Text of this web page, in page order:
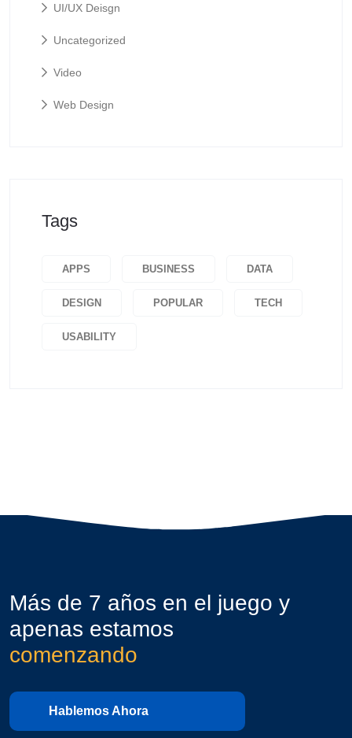
UI/UX Deisgn
Uncategorized
Video
Web Design
Tags
APPS BUSINESS DATA
DESIGN POPULAR TECH
USABILITY
Más de 7 años en el juego y
apenas estamos
comenzando
Hablemos Ahora